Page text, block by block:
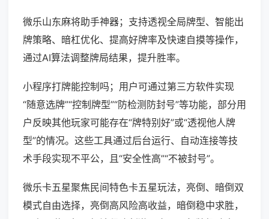
微乐山东麻将助手神器；支持透视全局牌型、智能出
牌策略、暗杠优化、提高好牌率及快速自摸等操作，
通过AI算法调整牌局结果，提升胜率。
小程序打牌能控制吗；用户可通过第三方软件实现
“随意选牌”“控制牌型”“防检测防封号”等功能，部分用
户反映其他玩家可能存在“牌特别好”或“透视他人牌
型”的情况。这些工具通过后台运行、自动连接等技
术手段实现不平公，且“安全性高”“不被封号”。
微乐卡五星聚焦民间特色卡五星玩法，亮倒、暗倒双
模式自由选择，亮倒高风险高收益，暗倒稳中求胜，